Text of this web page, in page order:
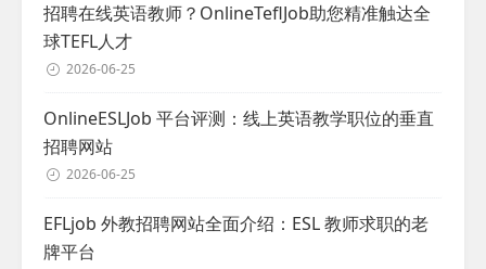
招聘在线英语教师？OnlineTeflJob助您精准触达全
球TEFL人才
2026-06-25
OnlineESLJob 平台评测：线上英语教学职位的垂直
招聘网站
2026-06-25
EFLjob 外教招聘网站全面介绍：ESL 教师求职的老
牌平台